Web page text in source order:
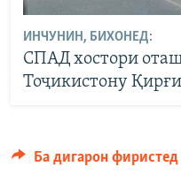
ИНЧУНИН, БИХОНЕД:
СПАД хостори
Тоҷикистону
Ба дигарон фиристед